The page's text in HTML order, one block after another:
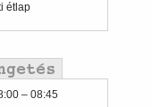
étlap
– 08:45